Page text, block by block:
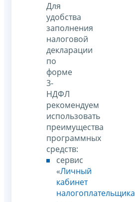
Для
удобства
заполнения
налоговой
декларации
по
форме
3-
НДФЛ
рекомендуем
использовать
преимущества
программных
средств:
сервис
«Личный
кабинет
налогоплательщика